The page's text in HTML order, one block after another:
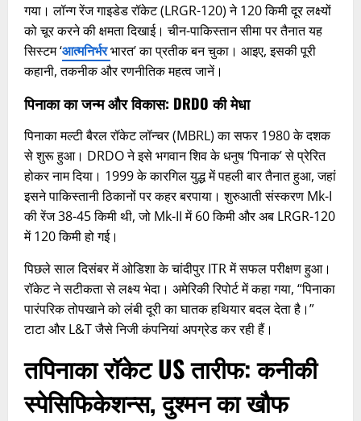
गया। लॉन्ग रेंज गाइडेड रॉकेट (LRGR-120) ने 120 किमी दूर लक्ष्यों
को चूर करने की क्षमता दिखाई। चीन-पाकिस्तान सीमा पर तैनात यह
सिस्टम ‘आत्मनिर्भरभारत’ का प्रतीक बन चुका। आइए, इसकी पूरी
कहानी, तकनीक और रणनीतिक महत्व जानें।​
पिनाका का जन्म और विकास: DRDO की मेधा
पिनाका मल्टी बैरल रॉकेट लॉन्चर (MBRL) का सफर 1980 के दशक
से शुरू हुआ। DRDO ने इसे भगवान शिव के धनुष ‘पिनाक’ से प्रेरित
होकर नाम दिया। 1999 के कारगिल युद्ध में पहली बार तैनात हुआ, जहां
इसने पाकिस्तानी ठिकानों पर कहर बरपाया। शुरुआती संस्करण Mk-I
की रेंज 38-45 किमी थी, जो Mk-II में 60 किमी और अब LRGR-120
में 120 किमी हो गई।
पिछले साल दिसंबर में ओडिशा के चांदीपुर ITR में सफल परीक्षण हुआ।
रॉकेट ने सटीकता से लक्ष्य भेदा। अमेरिकी रिपोर्ट में कहा गया, “पिनाका
पारंपरिक तोपखाने को लंबी दूरी का घातक हथियार बदल देता है।”
टाटा और L&T जैसे निजी कंपनियां अपग्रेड कर रही हैं।
तपिनाका रॉकेट US तारीफ:कनीकी
स्पेसिफिकेशन्स,दुश्मन का खौफ